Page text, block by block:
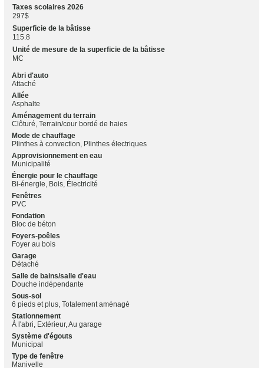
Taxes scolaires 2026
297$
Superficie de la bâtisse
115.8
Unité de mesure de la superficie de la bâtisse
MC
Abri d'auto
Attaché
Allée
Asphalte
Aménagement du terrain
Clôturé, Terrain/cour bordé de haies
Mode de chauffage
Plinthes à convection, Plinthes électriques
Approvisionnement en eau
Municipalité
Énergie pour le chauffage
Bi-énergie, Bois, Électricité
Fenêtres
PVC
Fondation
Bloc de béton
Foyers-poêles
Foyer au bois
Garage
Détaché
Salle de bains/salle d'eau
Douche indépendante
Sous-sol
6 pieds et plus, Totalement aménagé
Stationnement
À l'abri, Extérieur, Au garage
Système d'égouts
Municipal
Type de fenêtre
Manivelle